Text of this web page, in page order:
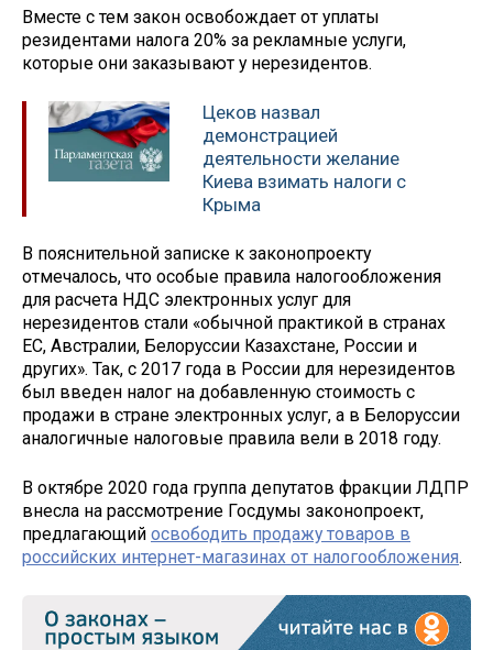
Вместе с тем закон освобождает от уплаты
резидентами налога 20% за рекламные услуги,
которые они заказывают у нерезидентов.
Цеков назвал
демонстрацией
деятельности желание
Киева взимать налоги с
Крыма
В пояснительной записке к законопроекту
отмечалось, что особые правила налогообложения
для расчета НДС электронных услуг для
нерезидентов стали «обычной практикой в странах
ЕС, Австралии, Белоруссии Казахстане, России и
других». Так, с 2017 года в России для нерезидентов
был введен налог на добавленную стоимость с
продажи в стране электронных услуг, а в Белоруссии
аналогичные налоговые правила вели в 2018 году.
В октябре 2020 года группа депутатов фракции ЛДПР
внесла на рассмотрение Госдумы законопроект,
предлагающий освободить продажу товаров в
российских интернет-магазинах от налогообложения.